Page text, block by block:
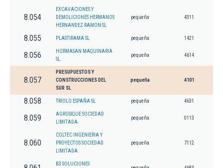
8.054
EXCAVACIONES Y
DEMOLICIONES HERMANOS
HERNANDEZ RAMON SL
pequeña 4311
8.055 PLASTIRAMA SL pequeña 1421
8.056
HORMASAN MAQUINARIA
SL.
pequeña 4614
8.057
PRESUPUESTOS Y
CONSTRUCCIONES DEL
SUR SL
pequeña 4101
8.058 TRIOLO ESPAÑA SL pequeña 4631
8.059
AGROSIQUE SOCIEDAD
LIMITADA.
pequeña 0113
8.060
COLTEC INGENIERIA Y
PROYECTOS SOCIEDAD
LIMITADA.
pequeña 7112
B3 SOLUCIONES